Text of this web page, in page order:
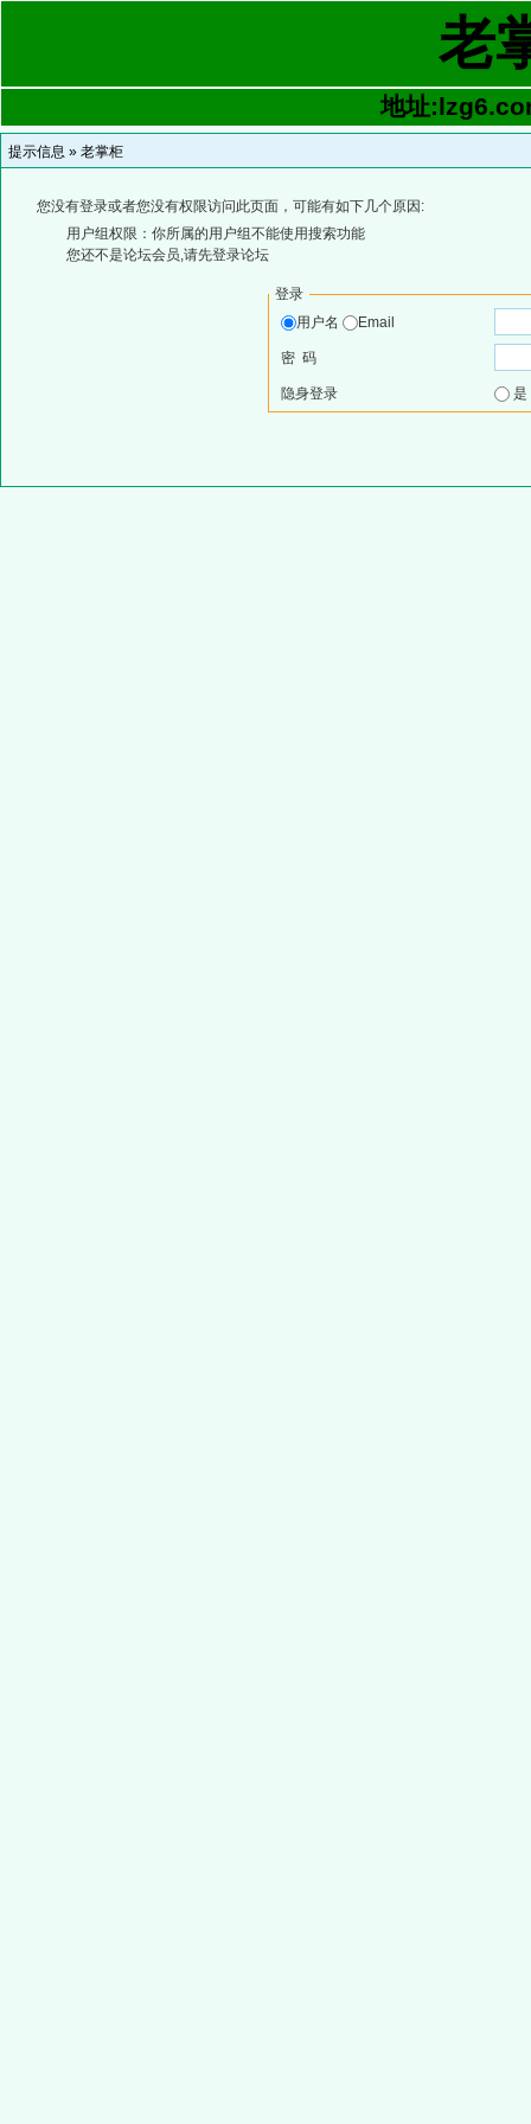
老
地址
提示信息 » 老掌柜
您没有登录或者您没有权限访问此页面，可能有如下几个原因:
用户组权限：你所属的用户组不能使用搜索功能
您还不是论坛会员,请先登录论坛
登录
用户名
Email
密 码
隐身登录